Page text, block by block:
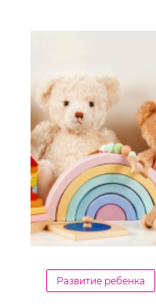
Развитие ребенка